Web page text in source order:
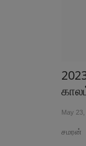
May
சமரன்